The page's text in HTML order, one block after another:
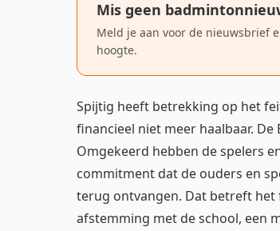
Mis geen
Meld je aan voor de nieuwsbrief
hoogte.
Spijtig heeft betrekking op het
financieel niet meer haalbaar.
Omgekeerd hebben de spelers
commitment dat de ouders en
terug ontvangen. Dat betreft het
afstemming met de school, een